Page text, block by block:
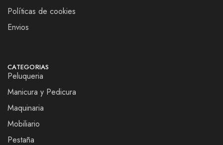
Políticas de cookies
Envios
CATEGORIAS
Peluqueria
Manicura y Pedicura
Maquinaria
Mobiliario
Pestaña